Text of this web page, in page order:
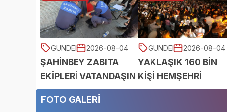
MERKEZİ'NDE
MEZUNİYET
HEYECANI
GUNDEM
2026-08-04
23:19
ŞAHİNBEY ZABITA
EKİPLERİ VATANDAŞIN
SAĞLIĞI İLE OYNAYAN
İŞYERİNİ MÜHÜRLEDİ
GUNDEM
2026-08-04
23:18
YAKLAŞIK 160 BİN
KİŞİ HEMŞEHRİ
DERNEKLERİ
FOTO GALERİ